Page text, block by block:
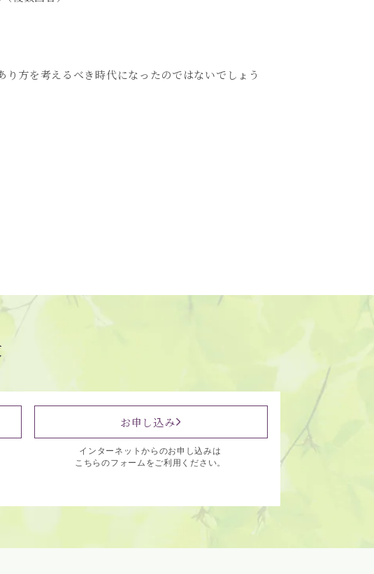
方を考えるべき時代になったのではないでしょう
お申し込み
インターネットからのお申し込みは
こちらのフォームをご利用ください。